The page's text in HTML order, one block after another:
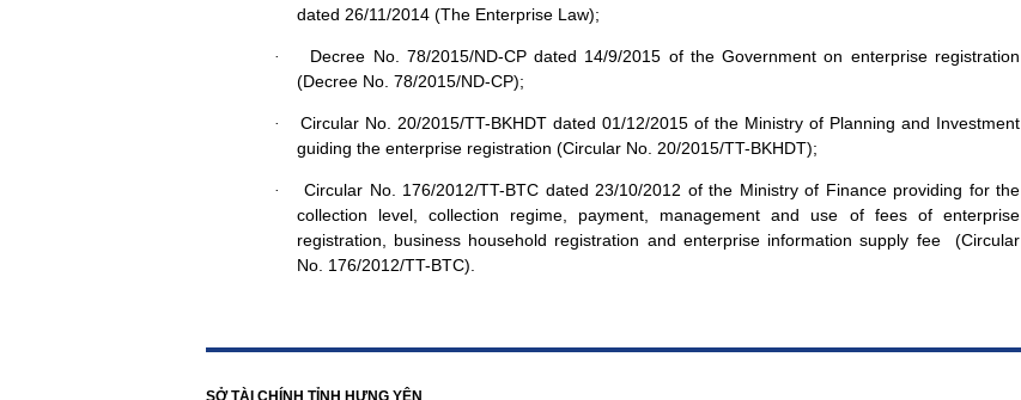
dated 26/11/2014 (The Enterprise Law);
· Decree No. 78/2015/ND-CP dated 14/9/2015 of the Government on enterprise registration
(Decree No. 78/2015/ND-CP);
· Circular No. 20/2015/TT-BKHDT dated 01/12/2015ofthe Ministry of Planning and Investment
guiding the enterprise registration (Circular No. 20/2015/TT-BKHDT);
·
Circular No. 176/2012/TT-BTC dated 23/10/2012 of the Ministry of Finance providing for the
collection level, collection regime, payment, management and use of fees of enterprise
registration, business household registration and enterprise information supply fee (Circular
No. 176/2012/TT-BTC).
SỞ TÀI CHÍNH TỈNH HƯNG YÊN